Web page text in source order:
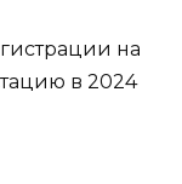
на
в 2024